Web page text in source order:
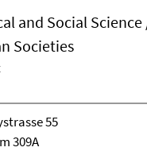
and Social
Societies
55
309A